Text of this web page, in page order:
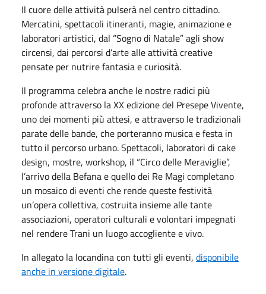
Il cuore delle attività pulserà nel centro cittadino.
Mercatini, spettacoli itineranti, magie, animazione e
laboratori artistici, dal “Sogno di Natale” agli show
circensi, dai percorsi d’arte alle attività creative
pensate per nutrire fantasia e curiosità.
Il programma celebra anche le nostre radici più
profonde attraverso la XX edizione del Presepe Vivente,
uno dei momenti più attesi, e attraverso le tradizionali
parate delle bande, che porteranno musica e festa in
tutto il percorso urbano. Spettacoli, laboratori di cake
design, mostre, workshop, il “Circo delle Meraviglie”,
l’arrivo della Befana e quello dei Re Magi completano
un mosaico di eventi che rende queste festività
un’opera collettiva, costruita insieme alle tante
associazioni, operatori culturali e volontari impegnati
nel rendere Trani un luogo accogliente e vivo.
In allegato la locandina con tutti gli eventi, disponibile
anche in versione digitale.